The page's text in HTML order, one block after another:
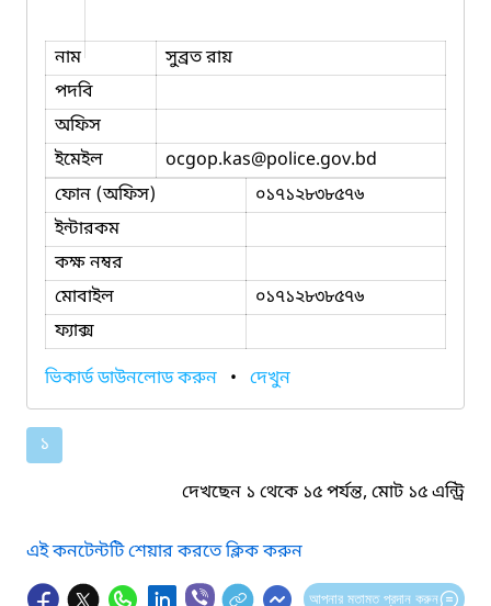
নাম
সুব্রত রায়
পদবি
অফিস
ইমেইল
ocgop.kas@police.gov.bd
ফোন (অফিস)
০১৭১২৮৩৮৫৭৬
ইন্টারকম
কক্ষ নম্বর
মোবাইল
০১৭১২৮৩৮৫৭৬
ফ্যাক্স
ভিকার্ড ডাউনলোড করুন • দেখুন
১
দেখছেন ১ থেকে ১৫ পর্যন্ত, মোট ১৫ এন্ট্রি
এই কনটেন্টটি শেয়ার করতে ক্লিক করুন
আপনার মতামত প্রদান করুন